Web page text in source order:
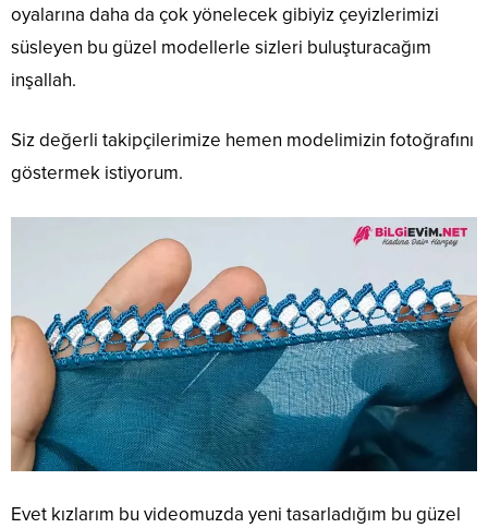
oyalarına daha da çok yönelecek gibiyiz çeyizlerimizi
süsleyen bu güzel modellerle sizleri buluşturacağım
inşallah.
Siz değerli takipçilerimize hemen modelimizin fotoğrafını
göstermek istiyorum.
Evet kızlarım bu videomuzda yeni tasarladığım bu güzel